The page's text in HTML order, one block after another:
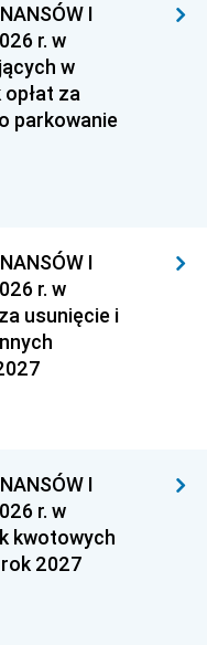
I
r. w
w
za
parkowanie
I
r. w
usunięcie i
I
r. w
kwotowych
2027